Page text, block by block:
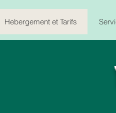
Hebergement et Tarifs